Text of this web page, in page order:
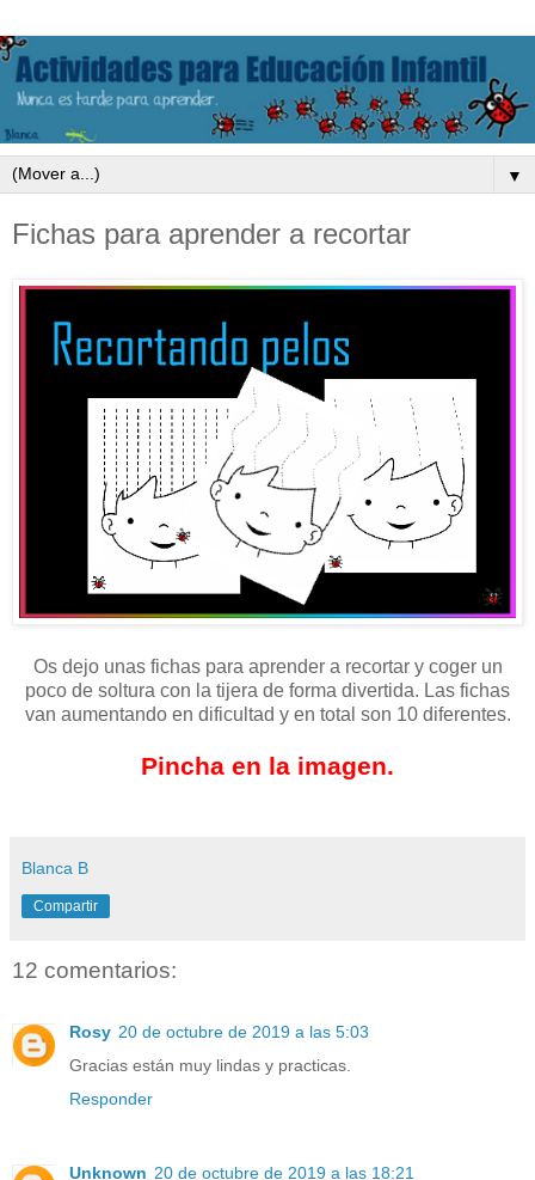
▼
Fichas para aprender a recortar
Os dejo unas fichas para aprender a recortar y coger un
poco de soltura con la tijera de forma divertida. Las fichas
van aumentando en dificultad y en total son 10 diferentes.
Pincha en la imagen.
Blanca B
Compartir
12 comentarios:
Rosy 20 de octubre de 2019 a las 5:03
Gracias están muy lindas y practicas.
Responder
Unknown 20 de octubre de 2019 a las 18:21